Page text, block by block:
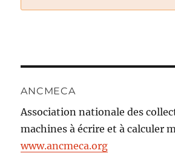
ANCMECA
Association nationale des
machines à écrire et à calculer
www.ancmeca.org